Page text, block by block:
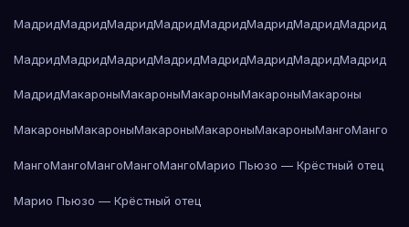
МадридМадридМадридМадридМадридМадридМадридМадрид
МадридМадридМадридМадридМадридМадридМадридМадрид
МадридМакароныМакароныМакароныМакароныМакароны
МакароныМакароныМакароныМакароныМакароныМангоМанго
МангоМангоМангоМангоМангоМарио Пьюзо — Крёстный отец
Марио Пьюзо — Крёстный отец